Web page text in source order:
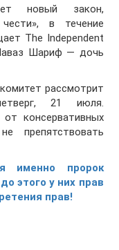
новый закон,
в течение
The Independent
Шариф — дочь
рассмотрит
21 июля.
консервативных
препятствовать
именно пророк
этого у них прав
прав!